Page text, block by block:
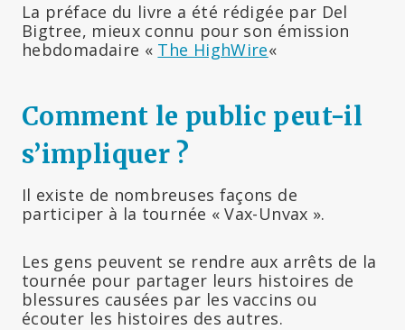
La préface du livre a été rédigée par Del
Bigtree, mieux connu pour son émission
hebdomadaire « The HighWire«
Comment le public peut-il
s’impliquer ?
Il existe de nombreuses façons de
participer à la tournée « Vax-Unvax ».
Les gens peuvent se rendre aux arrêts de la
tournée pour partager leurs histoires de
blessures causées par les vaccins ou
écouter les histoires des autres.